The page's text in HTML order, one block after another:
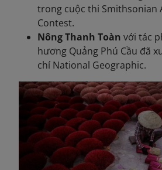
trong cuộc thi Smithsonian
Contest.
Nông Thanh Toàn với tác
hương Quảng Phú Cầu đã
chí National Geographic.